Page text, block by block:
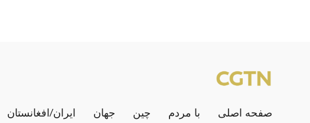
صفحه اصلی با مردم چین جهان ایران/افغانستان